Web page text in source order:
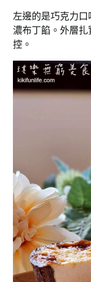
左邊的是巧克力
濃布丁餡。外層
控。